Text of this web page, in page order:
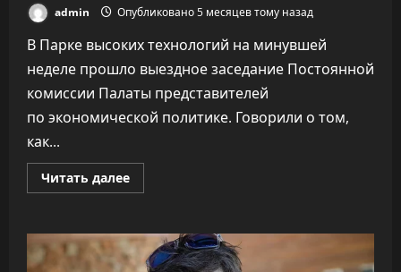
admin Опубликовано 5 месяцев тому назад
В Парке высоких технологий на минувшей
неделе прошло выездное заседание Постоянной
комиссии Палаты представителей
по экономической политике. Говорили о том,
как...
Читать далееПрочитать
больше
что
вклад
компаний-